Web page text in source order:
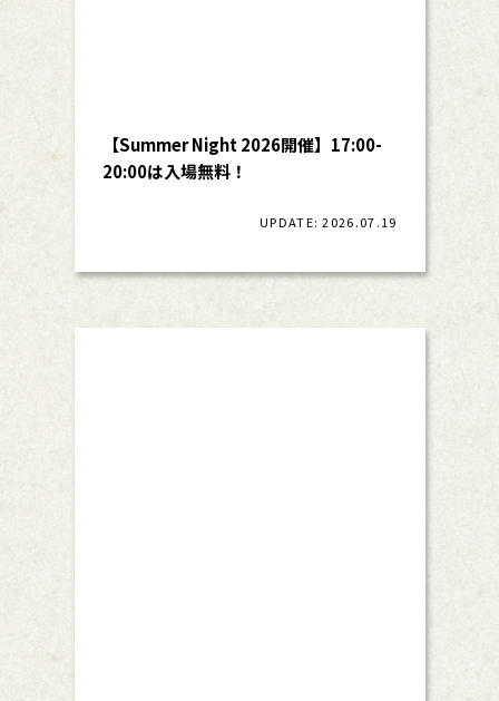
【Summer Night 2026開催】17:00-
20:00は入場無料！
UPDATE: 2026.07.19